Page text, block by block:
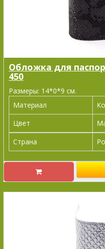
Обложка для
450
Размеры: 14*0*9 см.
Материал
Цвет
Страна